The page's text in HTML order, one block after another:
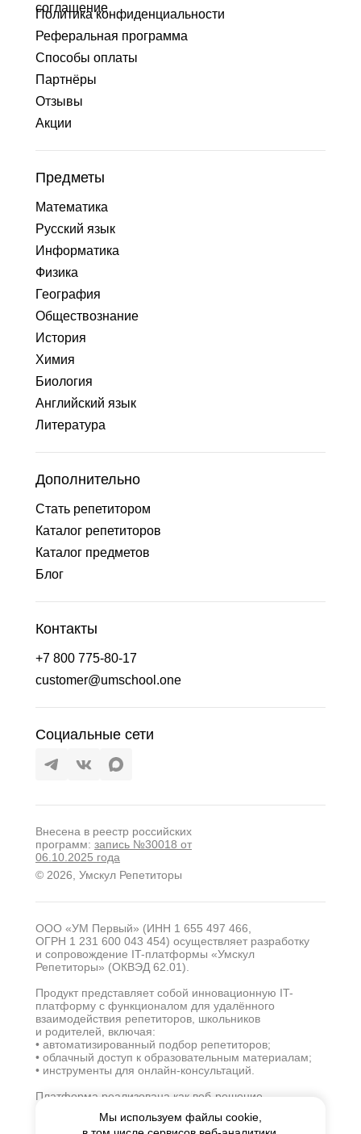
соглашение
Политика конфиденциальности
Реферальная программа
Способы оплаты
Партнёры
Отзывы
Акции
Предметы
Математика
Русский язык
Информатика
Дополнительно
Стать репетитором
Каталог репетиторов
Каталог предметов
Контакты
Социальные сети
+7 800 775-80-17
customer@umschool.one
Блог
Физика
География
Обществознание
История
Химия
Биология
Английский язык
Литература
© 2026, Умскул Репетиторы
Внесена в реестр российских
программ: запись №30018 от
06.10.2025 года
ООО «УМ Первый» (ИНН 1 655 497 466,
ОГРН 1 231 600 043 454) осуществляет разработку
и сопровождение IT-платформы «Умскул
Репетиторы» (ОКВЭД 62.01).
Продукт представляет собой инновационную IT-
платформу с функционалом для удалённого
взаимодействия репетиторов, школьников
и родителей, включая:
• автоматизированный подбор репетиторов;
• облачный доступ к образовательным материалам;
• инструменты для онлайн-консультаций.
Платформа реализована как веб-решение
модель). Основная деятельность компании
Мы используем файлы cookie,